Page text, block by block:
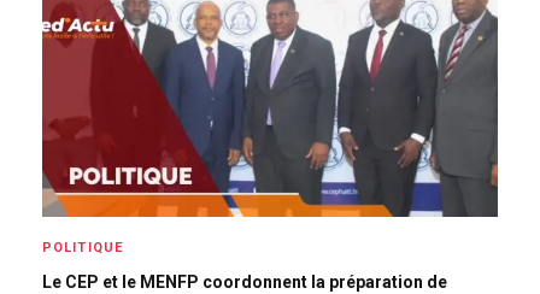
POLITIQUE
Le CEP et le MENFP coordonnent la préparation de